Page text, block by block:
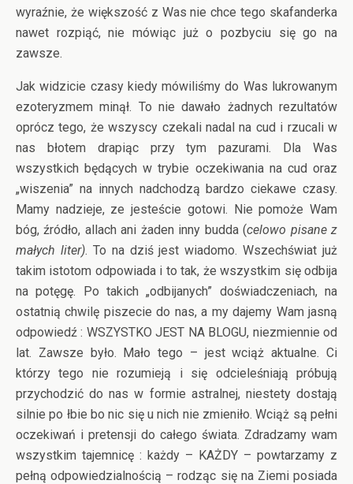
wyraźnie, że większość z Was nie chce tego skafanderka
nawet rozpiąć, nie mówiąc już o pozbyciu się go na
zawsze.
Jak widzicie czasy kiedy mówiliśmy do Was lukrowanym
ezoteryzmem minął. To nie dawało żadnych rezultatów
oprócz tego, że wszyscy czekali nadal na cud i rzucali w
nas błotem drapiąc przy tym pazurami. Dla Was
wszystkich będących w trybie oczekiwania na cud oraz
„wiszenia” na innych nadchodzą bardzo ciekawe czasy.
Mamy nadzieje, ze jesteście gotowi. Nie pomoże Wam
bóg, źródło, allach ani żaden inny budda (celowo pisane z
małych liter). To na dziś jest wiadomo. Wszechświat już
takim istotom odpowiada i to tak, że wszystkim się odbija
na potęgę. Po takich „odbijanych” doświadczeniach, na
ostatnią chwilę piszecie do nas, a my dajemy Wam jasną
odpowiedź : WSZYSTKO JEST NA BLOGU, niezmiennie od
lat. Zawsze było. Mało tego – jest wciąż aktualne. Ci
którzy tego nie rozumieją i się odcieleśniają próbują
przychodzić do nas w formie astralnej, niestety dostają
silnie po łbie bo nic się u nich nie zmieniło. Wciąż są pełni
oczekiwań i pretensji do całego świata. Zdradzamy wam
wszystkim tajemnicę : każdy – KAŻDY – powtarzamy z
pełną odpowiedzialnością – rodząc się na Ziemi posiada